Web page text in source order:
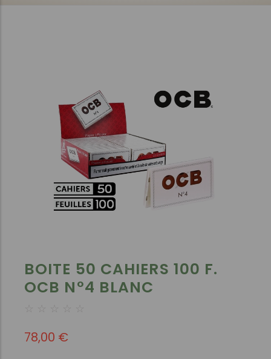
BOITE 50 CAHIERS 100 F.
OCB N°4 BLANC
☆ ☆ ☆ ☆ ☆
78,00 €